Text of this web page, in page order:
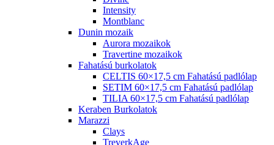
Intensity
Montblanc
Dunin mozaik
Aurora mozaikok
Travertine mozaikok
Fahatású burkolatok
CELTIS 60×17,5 cm Fahatású padlólap
SETIM 60×17,5 cm Fahatású padlólap
TILIA 60×17,5 cm Fahatású padlólap
Keraben Burkolatok
Marazzi
Clays
TreverkAge